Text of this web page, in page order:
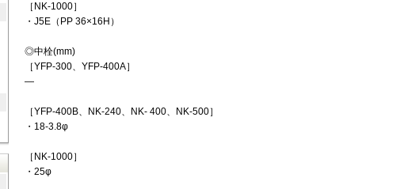
［NK-1000］
・J5E（PP 36×16H）
◎中栓(mm)
［YFP-300、YFP-400A］
―
［YFP-400B、NK-240、NK- 400、NK-500］
・18-3.8φ
［NK-1000］
・25φ